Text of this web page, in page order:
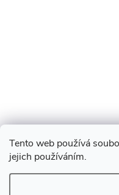
Tento web používá
jejich používáním.